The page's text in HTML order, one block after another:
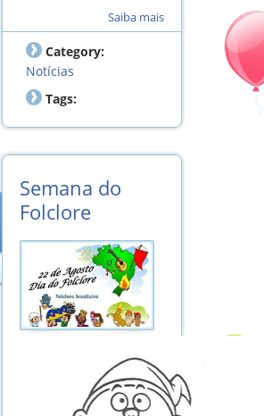
Saiba mais
Category:
Notícias
Tags:
Semana do
Folclore